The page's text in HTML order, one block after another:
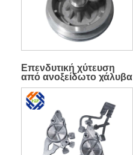
Επενδυτική χύτευση
από ανοξείδωτο χάλυβα
Χύτευση από κράμα
αλουμινίου